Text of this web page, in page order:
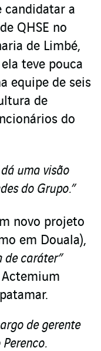
candidatar a
QHSE no
de Limbé,
teve pouca
equipe de seis
de
do
uma visão
do Grupo.”
novo projeto
em Douala),
de caráter”
de gerente